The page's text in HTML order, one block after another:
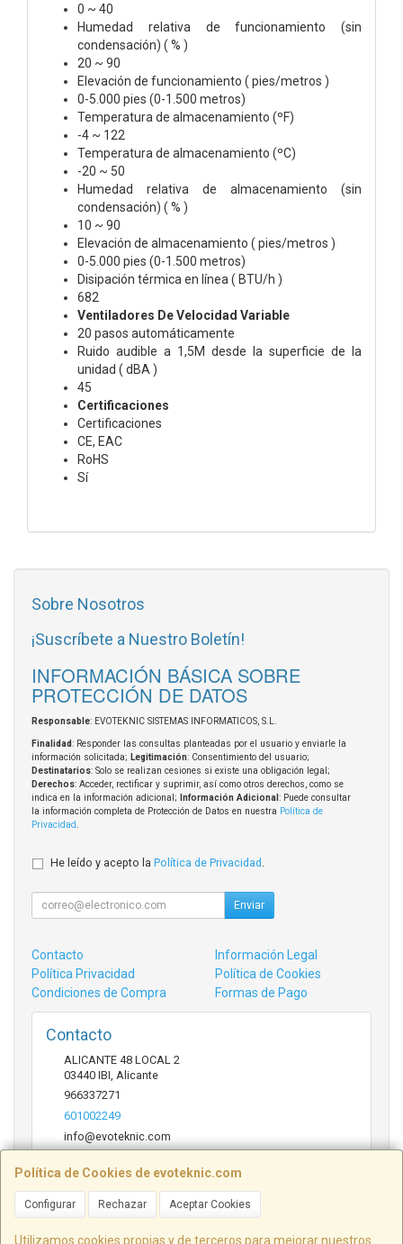
0 ~ 40
Humedad relativa de funcionamiento (sin
condensación) ( % )
20 ~ 90
Elevación de funcionamiento ( pies/metros )
0-5.000 pies (0-1.500 metros)
Temperatura de almacenamiento (ºF)
-4 ~ 122
Temperatura de almacenamiento (ºC)
-20 ~ 50
Humedad relativa de almacenamiento (sin
condensación) ( % )
10 ~ 90
Elevación de almacenamiento ( pies/metros )
0-5.000 pies (0-1.500 metros)
Disipación térmica en línea ( BTU/h )
682
Ventiladores De Velocidad Variable
20 pasos automáticamente
Ruido audible a 1,5M desde la superficie de la
unidad ( dBA )
45
Certificaciones
Certificaciones
CE, EAC
RoHS
Sí
Política de Cookies de evoteknic.com
Configurar Rechazar Aceptar Cookies
Utilizamos cookies propias y de terceros para mejorar nuestros
Sobre Nosotros
¡Suscríbete a Nuestro Boletín!
INFORMACIÓN BÁSICA SOBRE
PROTECCIÓN DE DATOS
Responsable: EVOTEKNIC SISTEMAS INFORMATICOS, S.L.
Finalidad: Responder las consultas planteadas por el usuario y enviarle la
información solicitada; Legitimación: Consentimiento del usuario;
Destinatarios: Solo se realizan cesiones si existe una obligación legal;
Derechos: Acceder, rectificar y suprimir, así como otros derechos, como se
indica en la información adicional;
Información Adicional : Puede consultar
la información completa de Protección de Datos en nuestra Política de
Privacidad
He leído y acepto la Política de Privacidad
Enviar
Contacto
Información Legal
Política Privacidad
Política de Cookies
Condiciones de Compra
Formas de Pago
Contacto
ALICANTE 48 LOCAL 2
03440 IBI Alicante
966337271
601002249
info@evoteknic.com
Horario